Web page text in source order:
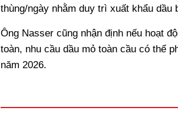
thùng/ngày nhằm duy trì xuất khẩu dầu
Ông Nasser cũng nhận định nếu hoạt
toàn, nhu cầu dầu mỏ toàn cầu có thể
năm 2026.